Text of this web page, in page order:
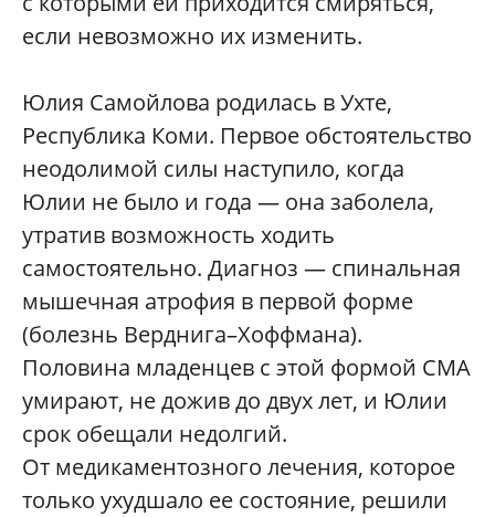
если невозможно их изменить.
Юлия Самойлова родилась в Ухте,
Республика Коми. Первое обстоятельство
неодолимой силы наступило, когда
Юлии не было и года — она заболела,
утратив возможность ходить
самостоятельно. Диагноз — спинальная
мышечная атрофия в первой форме
(болезнь Верднига–Хоффмана).
Половина младенцев с этой формой СМА
умирают, не дожив до двух лет, и Юлии
срок обещали недолгий.
От медикаментозного лечения, которое
только ухудшало ее состояние, решили